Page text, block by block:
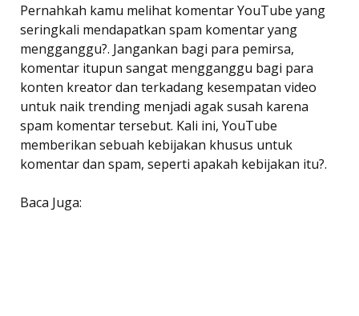
Pernahkah kamu melihat komentar YouTube yang
seringkali mendapatkan spam komentar yang
mengganggu?. Jangankan bagi para pemirsa,
komentar itupun sangat mengganggu bagi para
konten kreator dan terkadang kesempatan video
untuk naik trending menjadi agak susah karena
spam komentar tersebut. Kali ini, YouTube
memberikan sebuah kebijakan khusus untuk
komentar dan spam, seperti apakah kebijakan itu?.
Baca Juga: